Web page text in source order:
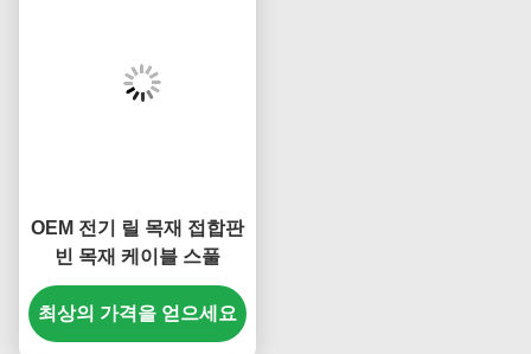
OEM 전기 릴 목재 접합판
빈 목재 케이블 스풀
최상의 가격을 얻으세요